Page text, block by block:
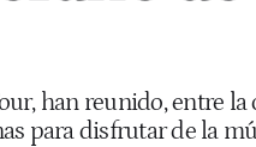
han reunido, entre la
para disfrutar de la